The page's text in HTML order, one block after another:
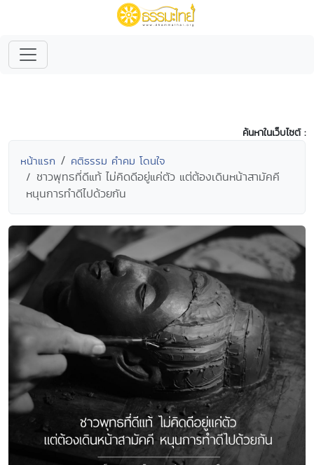
ค้นหาในเว็บไซต์ :
หน้าแรก คติธรรม คำคม โดนใจ
ชาวพุทธที่ดีแท้ ไม่คิดดีอยู่แค่ตัว แต่ต้องเดินหน้าสามัคคี
หนุนการทำดีไปด้วยกัน